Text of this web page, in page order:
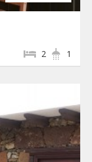
1
2